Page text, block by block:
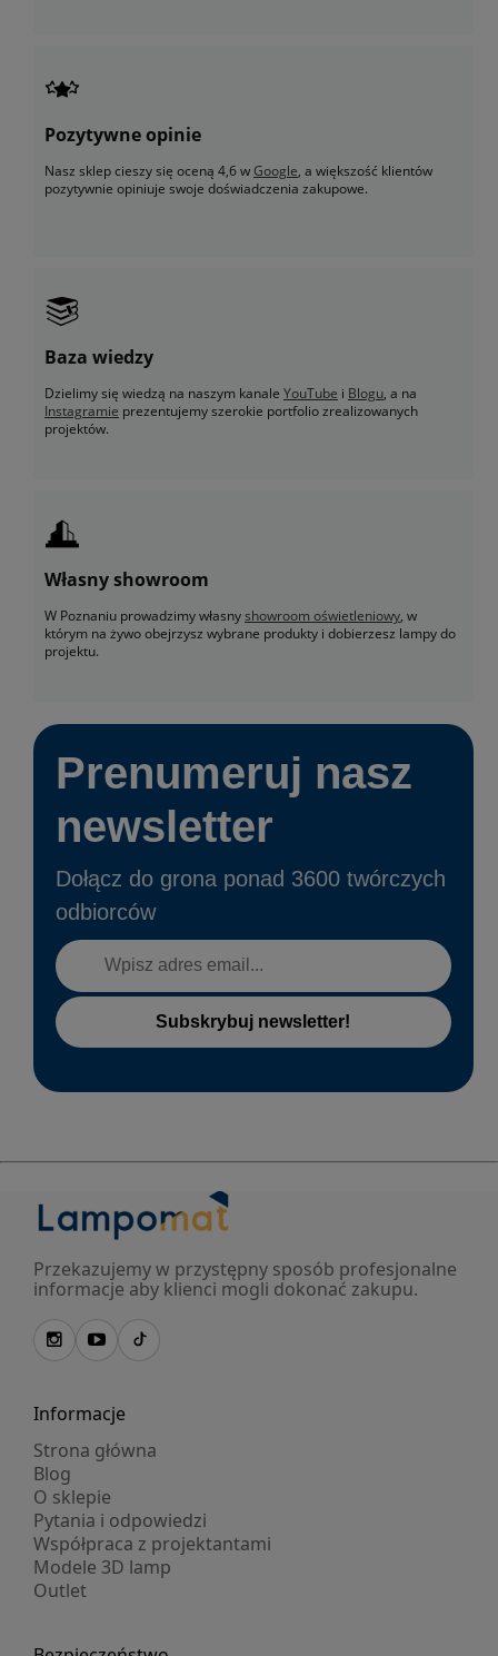
Pozytywne opinie
Nasz sklep cieszy się oceną 4,6 wGoogle, a większość klientów
pozytywnie opiniuje swoje doświadczenia zakupowe.
Baza wiedzy
Dzielimy się wiedzą na naszym kanale YouTube i Blogu, a na
Instagramie prezentujemy szerokie portfolio zrealizowanych
projektów.
Własny showroom
W Poznaniu prowadzimy własnyshowroom oświetleniowy, w
którym na żywo obejrzysz wybrane produkty i dobierzesz lampy do
projektu.
Prenumeruj nasz
newsletter
Dołącz do grona ponad 3600 twórczych
odbiorców
Subskrybuj newsletter!
Przekazujemy w przystępny sposób profesjonalne
informacje aby klienci mogli dokonać zakupu.
Informacje
Strona główna
Blog
O sklepie
Pytania i odpowiedzi
Współpraca z projektantami
Modele 3D lamp
Outlet